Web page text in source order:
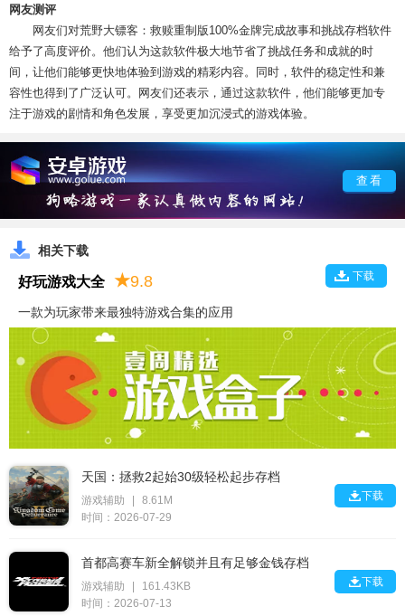
网友测评
网友们对荒野大镖客：救赎重制版100%金牌完成故事和挑战存档软件
给予了高度评价。他们认为这款软件极大地节省了挑战任务和成就的时
间，让他们能够更快地体验到游戏的精彩内容。同时，软件的稳定性和兼
容性也得到了广泛认可。网友们还表示，通过这款软件，他们能够更加专
注于游戏的剧情和角色发展，享受更加沉浸式的游戏体验。
查看
相关下载
下载
好玩游戏大全 ★9.8
一款为玩家带来最独特游戏合集的应用
天国：拯救2起始30级轻松起步存档
游戏辅助
8.61M
时间：2026-07-29
下载
首都高赛车新全解锁并且有足够金钱存档
游戏辅助
161.43KB
时间：2026-07-13
下载